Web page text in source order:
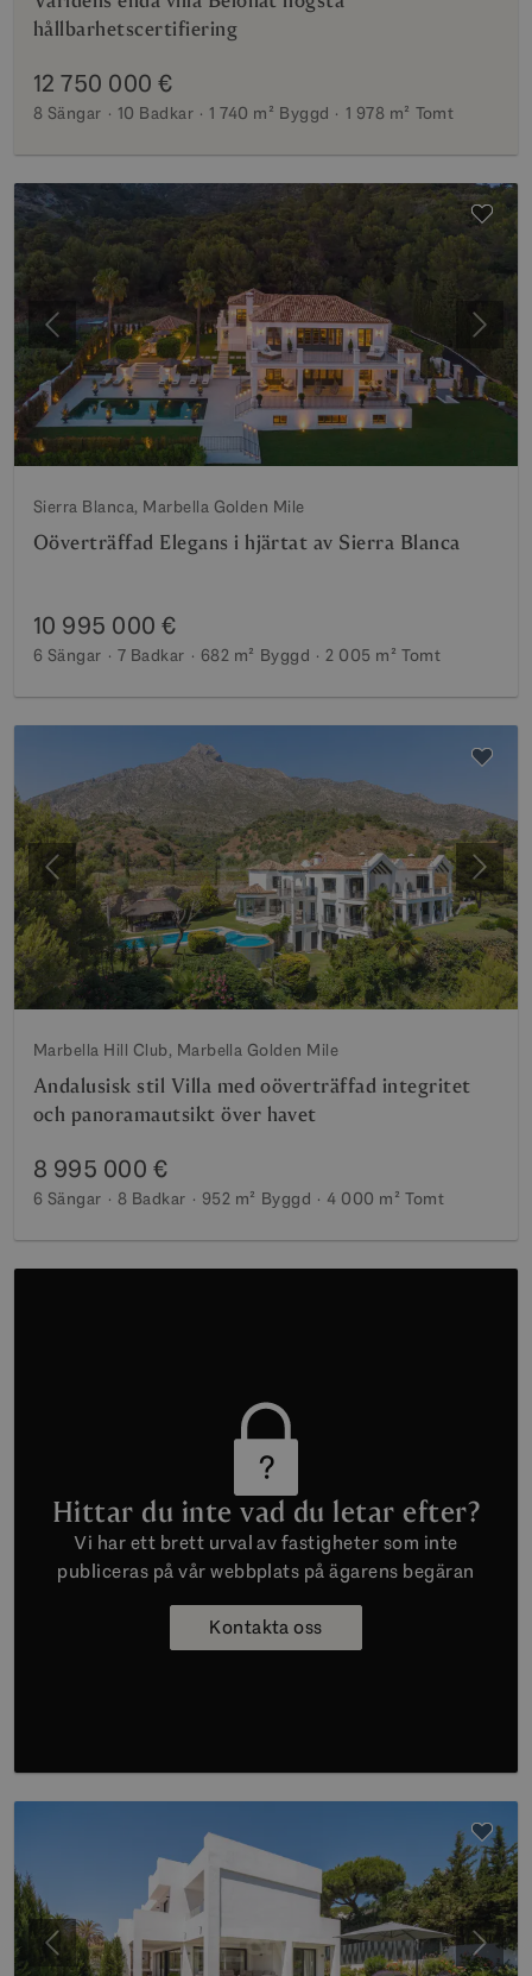
hållbarhetscertifiering
12 750 000 €
8 Sängar 10 Badkar 1 740 m² Byggd 1 978 m² Tomt
Föregående Nästa
Sierra Blanca, Marbella Golden Mile
Oöverträffad Elegans i hjärtat av Sierra Blanca
10 995 000 €
6 Sängar 7 Badkar 682 m² Byggd 2 005 m² Tomt
Föregående Nästa
Marbella Hill Club, Marbella Golden Mile
Andalusisk stil Villa med oöverträffad integritet
och panoramautsikt över havet
8 995 000 €
6 Sängar 8 Badkar 952 m² Byggd 4 000 m² Tomt
Hittar du inte vad du letar efter?
Vi har ett brett urval av fastigheter som inte
publiceras på vår webbplats på ägarens begäran
Kontakta oss
Föregående Nästa